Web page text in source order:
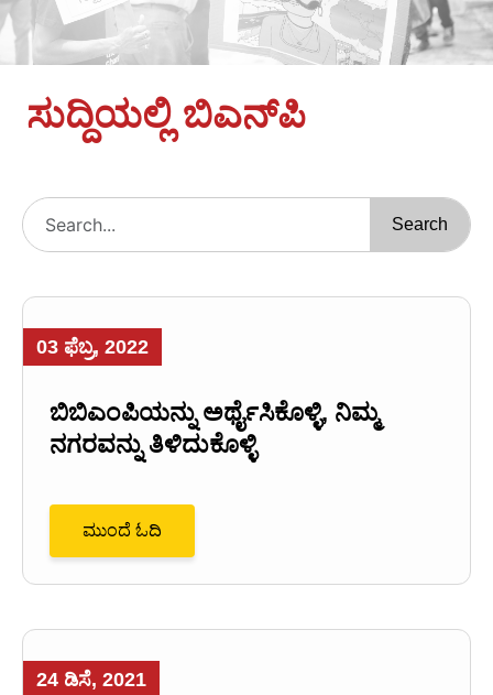
ಸುದ್ದಿಯಲ್ಲಿ ಬಿಎನ್‌ಪಿ
Search
03 ಫೆಬ್ರ, 2022
ಬಿಬಿಎಂಪಿಯನ್ನು ಅರ್ಥೈಸಿಕೊಳ್ಳಿ, ನಿಮ್ಮ
ನಗರವನ್ನು ತಿಳಿದುಕೊಳ್ಳಿ
ಮುಂದೆ ಓದಿ
24 ಡಿಸೆ, 2021